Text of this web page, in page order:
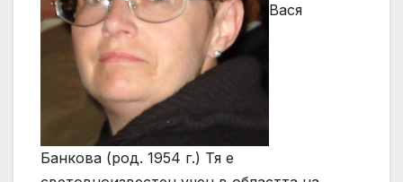
Вася
Банкова (род. 1954 г.) Тя е